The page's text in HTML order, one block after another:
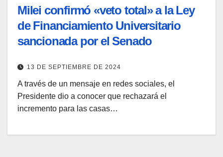
Milei confirmó «veto total» a la Ley
de Financiamiento Universitario
sancionada por el Senado
13 DE SEPTIEMBRE DE 2024
A través de un mensaje en redes sociales, el
Presidente dio a conocer que rechazará el
incremento para las casas…